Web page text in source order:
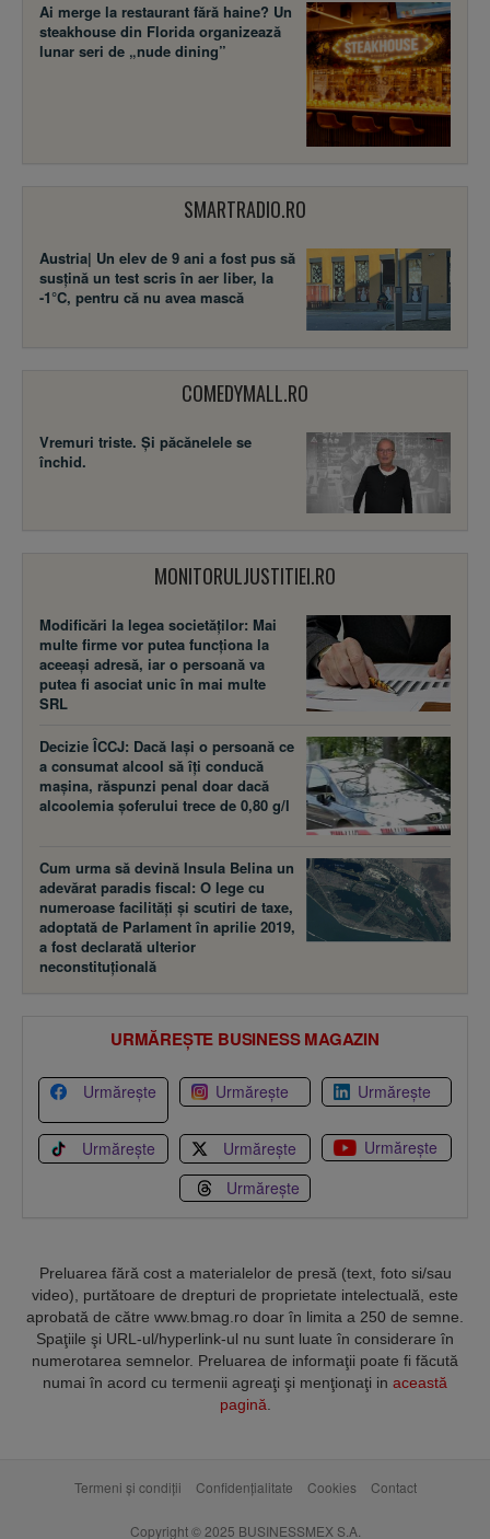
Ai merge la restaurant fără haine? Un
steakhouse din Florida organizează
lunar seri de „nude dining”
SMARTRADIO.RO
Austria| Un elev de 9 ani a fost pus să
susţină un test scris în aer liber, la
-1°C, pentru că nu avea mască
COMEDYMALL.RO
Vremuri triste. Şi păcănelele se
închid.
MONITORULJUSTITIEI.RO
Modificări la legea societăţilor: Mai
multe firme vor putea funcţiona la
aceeaşi adresă, iar o persoană va
putea fi asociat unic în mai multe
SRL
Decizie ÎCCJ: Dacă laşi o persoană ce
a consumat alcool să îţi conducă
maşina, răspunzi penal doar dacă
alcoolemia şoferului trece de 0,80 g/l
Cum urma să devină Insula Belina un
adevărat paradis fiscal: O lege cu
numeroase facilităţi şi scutiri de taxe,
adoptată de Parlament în aprilie 2019,
a fost declarată ulterior
neconstituţională
URMĂREȘTE BUSINESS MAGAZIN
Urmărește Urmărește Urmărește
Urmărește Urmărește
Urmărește
Urmărește
Preluarea fără cost a materialelor de presă (text, foto si/sau
video), purtătoare de drepturi de proprietate intelectuală, este
aprobată de către www.bmag.ro doar în limita a 250 de semne.
Spaţiile şi URL-ul/hyperlink-ul nu sunt luate în considerare în
numerotarea semnelor. Preluarea de informaţii poate fi făcută
numai în acord cu termenii agreaţi şi menţionaţi in această
pagină
Termeni și condiții Confidențialitate Cookies Contact
Copyright © 2025 BUSINESSMEX S.A.